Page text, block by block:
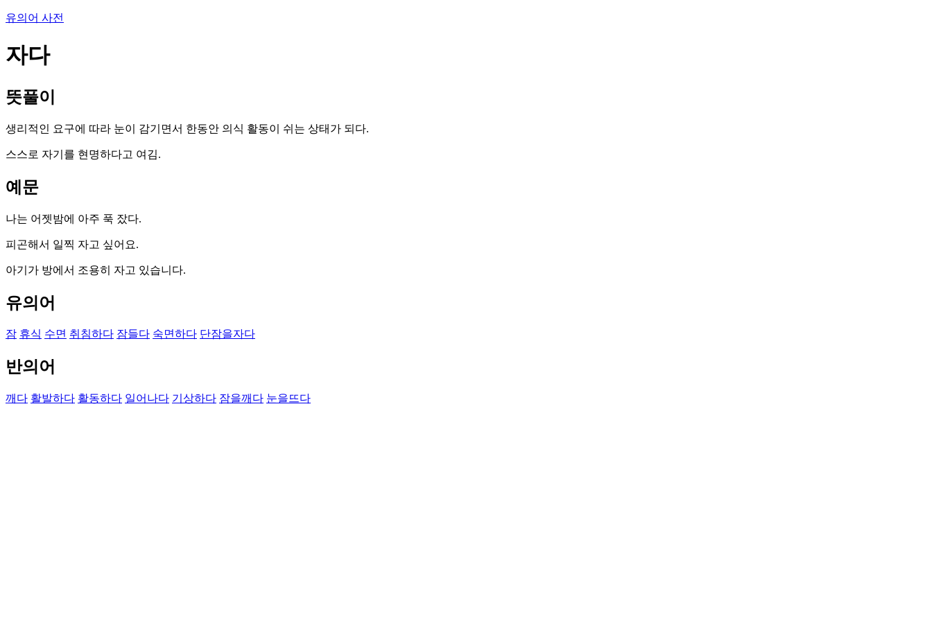
유의어 사전
자다
뜻풀이
생리적인 요구에 따라 눈이 감기면서 한동안 의식 활동이 쉬는 상태가 되다.
스스로 자기를 현명하다고 여김.
예문
나는 어젯밤에 아주 푹 잤다.
피곤해서 일찍 자고 싶어요.
아기가 방에서 조용히 자고 있습니다.
유의어
잠 휴식 수면 취침하다 잠들다 숙면하다 단잠을자다
반의어
깨다 활발하다 활동하다 일어나다 기상하다 잠을깨다 눈을뜨다